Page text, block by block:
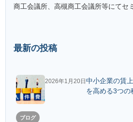
商工会議所、高槻商工会議所等にてセ
最新の投稿
ブログ
2026年1月20日中小企業の賃
を高める3つの